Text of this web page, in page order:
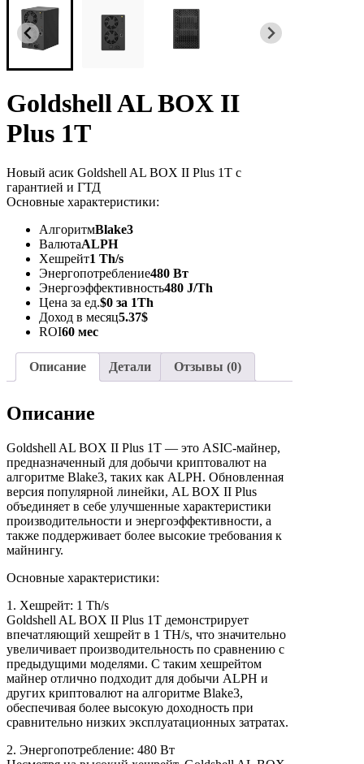
Goldshell AL BOX II
Plus 1T
Новый асик Goldshell AL BOX II Plus 1T с
гарантией и ГТД
Основные характеристики:
АлгоритмBlake3
ВалютаALPH
Хешрейт1 Th/s
Энергопотребление480 Вт
Энергоэффективность480 J/Th
Цена за ед.$0 за 1Th
Доход в месяц5.37$
ROI60 мес
Описание Детали Отзывы (0)
Описание
Goldshell AL BOX II Plus 1T — это ASIC-майнер,
предназначенный для добычи криптовалют на
алгоритме Blake3, таких как ALPH. Обновленная
версия популярной линейки, AL BOX II Plus
объединяет в себе улучшенные характеристики
производительности и энергоэффективности, а
также поддерживает более высокие требования к
майнингу.
Основные характеристики:
1. Хешрейт: 1 Th/s
Goldshell AL BOX II Plus 1T демонстрирует
впечатляющий хешрейт в 1 TH/s, что значительно
увеличивает производительность по сравнению с
предыдущими моделями. С таким хешрейтом
майнер отлично подходит для добычи ALPH и
других криптовалют на алгоритме Blake3,
обеспечивая более высокую доходность при
сравнительно низких эксплуатационных затратах.
2. Энергопотребление: 480 Вт